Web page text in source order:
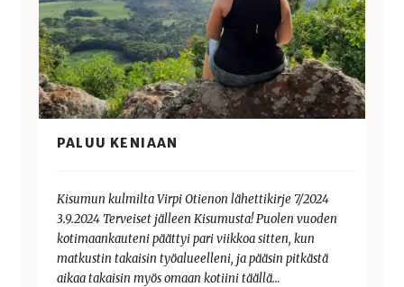
PALUU KENIAAN
Kisumun kulmilta Virpi Otienon lähettikirje 7/2024
3.9.2024 Terveiset jälleen Kisumusta! Puolen vuoden
kotimaankauteni päättyi pari viikkoa sitten, kun
matkustin takaisin työalueelleni, ja pääsin pitkästä
aikaa takaisin myös omaan kotiini täällä…